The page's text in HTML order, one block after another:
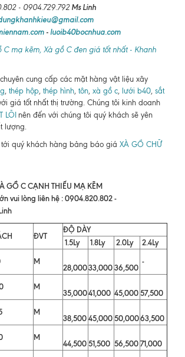
- 0904.729.792Ms Linh
- luoib40bocnhua.com
C mạ kẽm, Xà gồ C đen giá tốt nhất - Khanh
chuyên cung cấp các mặt hàng vật liệu xây
, thép hộp, thép hình, tôn, xà gồ c, lưới b40, sắt
giá tốt nhất thị trường. Chúng tôi kinh doanh
LÕI nên đến với chúng tôi quý khách sẽ yên
lượng.
quý khách hàng bảng báo giá XÀ GỒ CHỮ
GỒ C CẠNH THIẾU MẠ KẼM
vui lòng liên hệ : 0904.820.802 -
ĐVT
ĐỘ DÀY
1.5Ly
1.8Ly 2.0Ly
2.4Ly
M
28,00033,00036,500
-
M
35,00041,000 45,00057,500
M
38,50045,00050,00063,500
M
44,50051,500 56,50071,000